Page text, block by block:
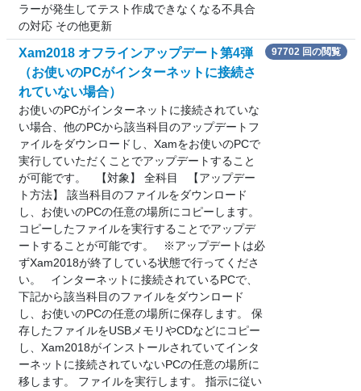
ラーが発生してテスト作成できなくなる不具合
の対応 その他更新
Xam2018 オフラインアップデート第4弾
（お使いのPCがインターネットに接続さ
れていない場合）
お使いのPCがインターネットに接続されていな
い場合、他のPCから該当科目のアップデートフ
ァイルをダウンロードし、Xamをお使いのPCで
実行していただくことでアップデートすること
が可能です。 【対象】 全科目 【アップデー
ト方法】 該当科目のファイルをダウンロード
し、お使いのPCの任意の場所にコピーします。
コピーしたファイルを実行することでアップデ
ートすることが可能です。 ※アップデートは必
ずXam2018が終了している状態で行ってくださ
い。 インターネットに接続されているPCで、
下記から該当科目のファイルをダウンロード
し、お使いのPCの任意の場所に保存します。 保
存したファイルをUSBメモリやCDなどにコピー
し、Xam2018がインストールされていてインタ
ーネットに接続されていないPCの任意の場所に
移します。 ファイルを実行します。 指示に従い
97702 回の閲覧